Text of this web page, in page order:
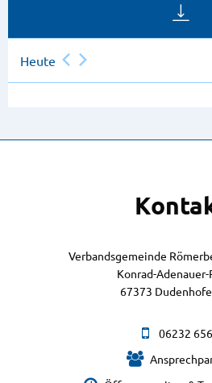
Heute
Verbandsgemeinde
Konrad-
67373
06232